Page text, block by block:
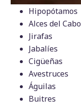
Hipopótamos
Alces del Cabo
Jirafas
Jabalíes
Cigüeñas
Avestruces
Águilas
Buitres